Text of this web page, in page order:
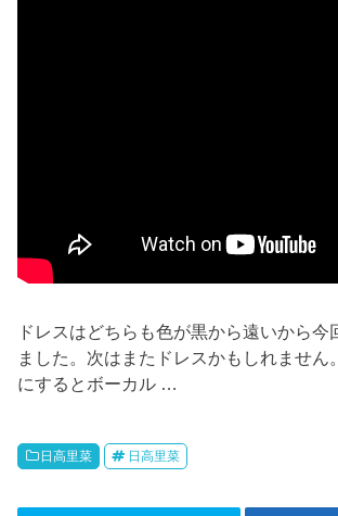
ドレスはどちらも色が黒から遠いから今
ました。次はまたドレスかもしれません
にするとボーカル …
日高里菜 日高里菜